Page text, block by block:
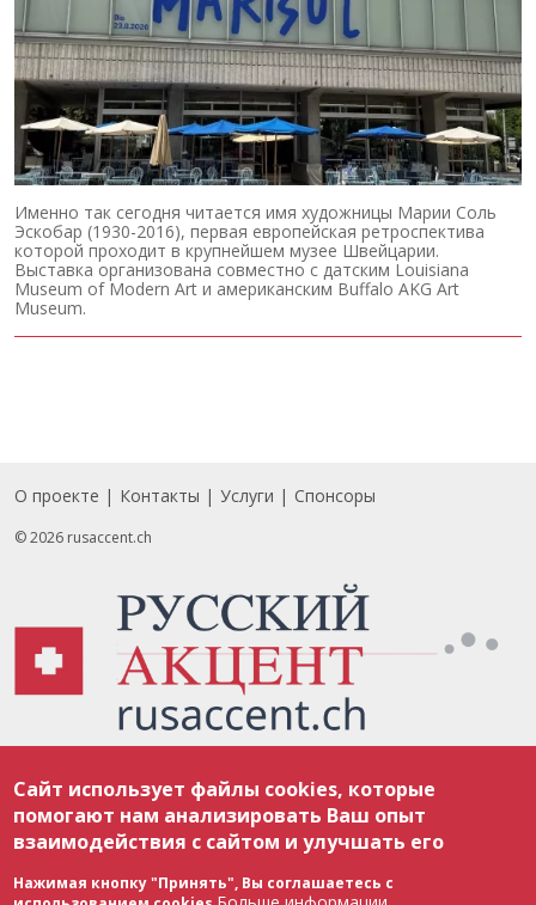
Именно так сегодня читается имя художницы Марии Соль
Эскобар (1930-2016), первая европейская ретроспектива
которой проходит в крупнейшем музее Швейцарии.
Выставка организована совместно с датским Louisiana
Museum of Modern Art и американским Buffalo AKG Art
Museum.
Footer
О проекте Контакты Услуги Спонсоры
© 2026 rusaccent.ch
соответствии с законодательством Швейцарии об авторском праве и
международными соглашениями. Полное или частичное использование
материалов возможно только с разрешения редакции. В случае полного
или частичного воспроизведения материалов сайта rusaccent.ch,
ОБЯЗАТЕЛЬНА АКТИВНАЯ ГИПЕРССЫЛКА на конкретный заимствованный
текст. Фотоизображения, размещенные редакцией rusaccent.ch, являются
ее исключительной собственностью. Полное или частичное
Сайт использует файлы cookies, которые
помогают нам анализировать Ваш опыт
взаимодействия с сайтом и улучшать его
Нажимая кнопку "Принять", Вы соглашаетесь с